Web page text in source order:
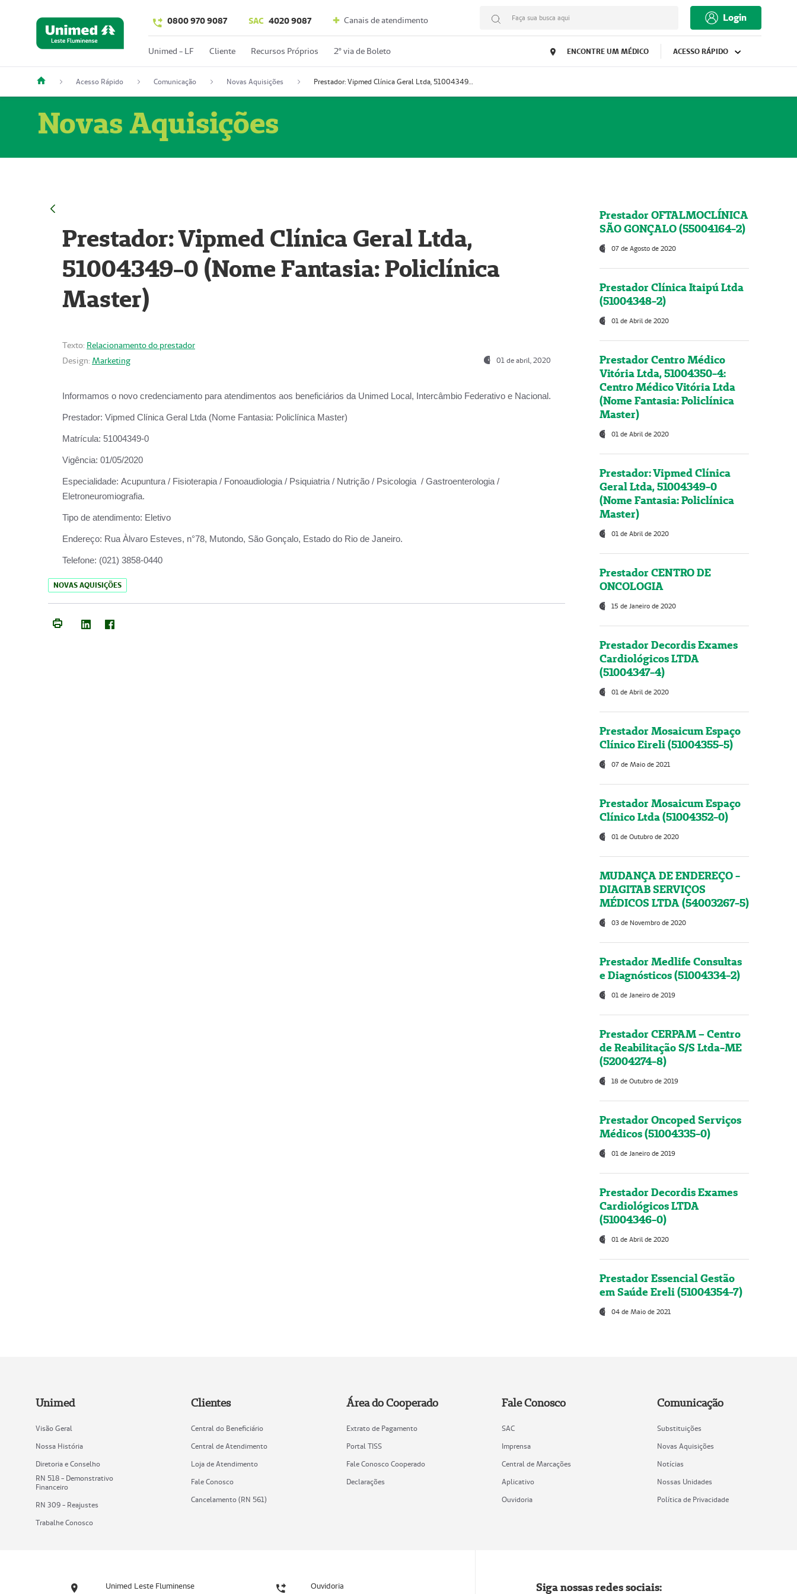
0800 970 9087 SAC 4020 9087 Canais de atendimento Faça sua busca aqui Login
Unimed - LF Cliente Recursos Próprios 2º via de Boleto ENCONTRE UM MÉDICO ACESSO RÁPIDO
Acesso Rápido Comunicação Novas Aquisições Prestador: Vipmed Clínica Geral Ltda, 51004349-0 (Nome Fantasia: Policlínica Master)
Novas Aquisições
Prestador: Vipmed Clínica Geral Ltda,
51004349-0 (Nome Fantasia: Policlínica
Master)
Texto: Relacionamento do prestador
Design: Marketing 01 de abril, 2020
Informamos o novo credenciamento para atendimentos aos beneficiários da Unimed Local, Intercâmbio Federativo e Nacional.
Prestador: Vipmed Clínica Geral Ltda (Nome Fantasia: Policlínica Master)
Matrícula: 51004349-0
Vigência: 01/05/2020
Especialidade: Acupuntura / Fisioterapia / Fonoaudiologia / Psiquiatria / Nutrição / Psicologia / Gastroenterologia /
Eletroneuromiografia.
Tipo de atendimento: Eletivo
Endereço: Rua Àlvaro Esteves, n°78, Mutondo, São Gonçalo, Estado do Rio de Janeiro.
Telefone: (021) 3858-0440
NOVAS AQUISIÇÕES
Prestador OFTALMOCLÍNICA
SÃO GONÇALO (55004164-2)
07 de Agosto de 2020
Prestador Clínica Itaipú Ltda
(51004348-2)
01 de Abril de 2020
Prestador Centro Médico
Vitória Ltda, 51004350-4:
Centro Médico Vitória Ltda
(Nome Fantasia: Policlínica
Master)
01 de Abril de 2020
Prestador: Vipmed Clínica
Geral Ltda, 51004349-0
(Nome Fantasia: Policlínica
Master)
01 de Abril de 2020
Prestador CENTRO DE
ONCOLOGIA
15 de Janeiro de 2020
Prestador Decordis Exames
Cardiológicos LTDA
(51004347-4)
01 de Abril de 2020
Prestador Mosaicum Espaço
Clínico Eireli (51004355-5)
07 de Maio de 2021
Prestador Mosaicum Espaço
Clínico Ltda (51004352-0)
01 de Outubro de 2020
MUDANÇA DE ENDEREÇO -
DIAGITAB SERVIÇOS
MÉDICOS LTDA (54003267-5)
03 de Novembro de 2020
Prestador Medlife Consultas
e Diagnósticos (51004334-2)
01 de Janeiro de 2019
Prestador CERPAM – Centro
de Reabilitação S/S Ltda-ME
(52004274-8)
18 de Outubro de 2019
Prestador Oncoped Serviços
Médicos (51004335-0)
01 de Janeiro de 2019
Prestador Decordis Exames
Cardiológicos LTDA
(51004346-0)
01 de Abril de 2020
Prestador Essencial Gestão
em Saúde Ereli (51004354-7)
04 de Maio de 2021
Unimed
Visão Geral
Nossa História
Diretoria e Conselho
RN 518 - Demonstrativo
Financeiro
RN 309 - Reajustes
Trabalhe Conosco
Clientes
Central do Beneficiário
Central de Atendimento
Loja de Atendimento
Fale Conosco
Cancelamento (RN 561)
Área do Cooperado
Extrato de Pagamento
Portal TISS
Fale Conosco Cooperado
Declarações
Fale Conosco
SAC
Imprensa
Central de Marcações
Aplicativo
Ouvidoria
Comunicação
Substituições
Novas Aquisições
Notícias
Nossas Unidades
Política de Privacidade
Unimed Leste Fluminense Ouvidoria Siga nossas redes sociais: